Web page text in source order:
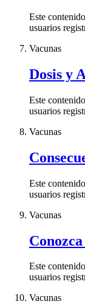
Este
usuarios
Vacunas
Dosis y
Este
usuarios
Vacunas
Este
usuarios
Vacunas
Este
usuarios
Vacunas